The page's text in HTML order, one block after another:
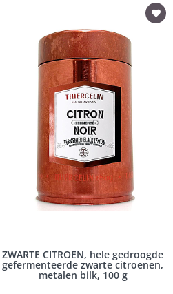
ZWARTE CITROEN, hele gedroogde
gefermenteerde zwarte citroenen,
metalen bilk, 100 g